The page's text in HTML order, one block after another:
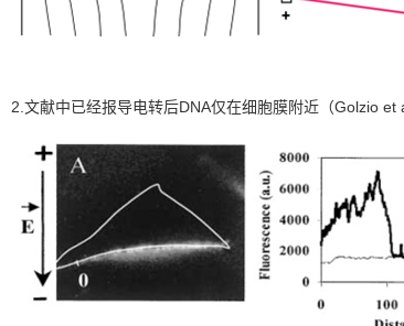
2.文献中已经报导电转后DNA仅在细胞膜附近（Golzio et